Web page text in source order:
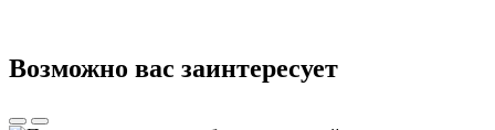
Возможно вас заинтересует